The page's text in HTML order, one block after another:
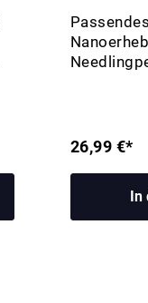
26,99 €*
In